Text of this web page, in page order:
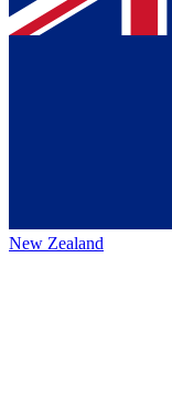
New Zealand